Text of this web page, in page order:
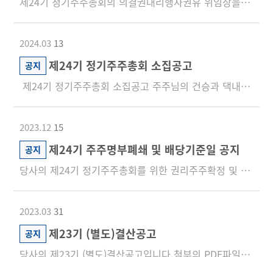
2024.03 13
공지 제24기 정기주주총회 소집공고
제24기 정기주주총회 소집공고 주주님의 건승과 댁내의 평안을 기원합니다.당사 정관 제24조에 의하여 제24...
2023.12 15
공지 제24기 주주명부폐쇄 및 배당기준일 공지
당사의 제24기 정기주주총회를 위한 권리주주확정 및 현금배당 기준일 결정을 아래와 같이 공지합니다 ...
2023.0331
공지 제23기 (별도)결산공고
당사의 제23기 (별도)결산공고입니다.첨부의 PDF파일을 참조하시기 바랍니다.